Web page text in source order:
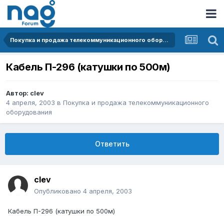
Покупка и продажа телекоммуникационного оборудования
Кабель П-296 (катушки по 500м)
Автор: clev
4 апреля, 2003 в Покупка и продажа телекоммуникационного
оборудования
Ответить
clev
Опубликовано 4 апреля, 2003
Кабель П-296 (катушки по 500м)